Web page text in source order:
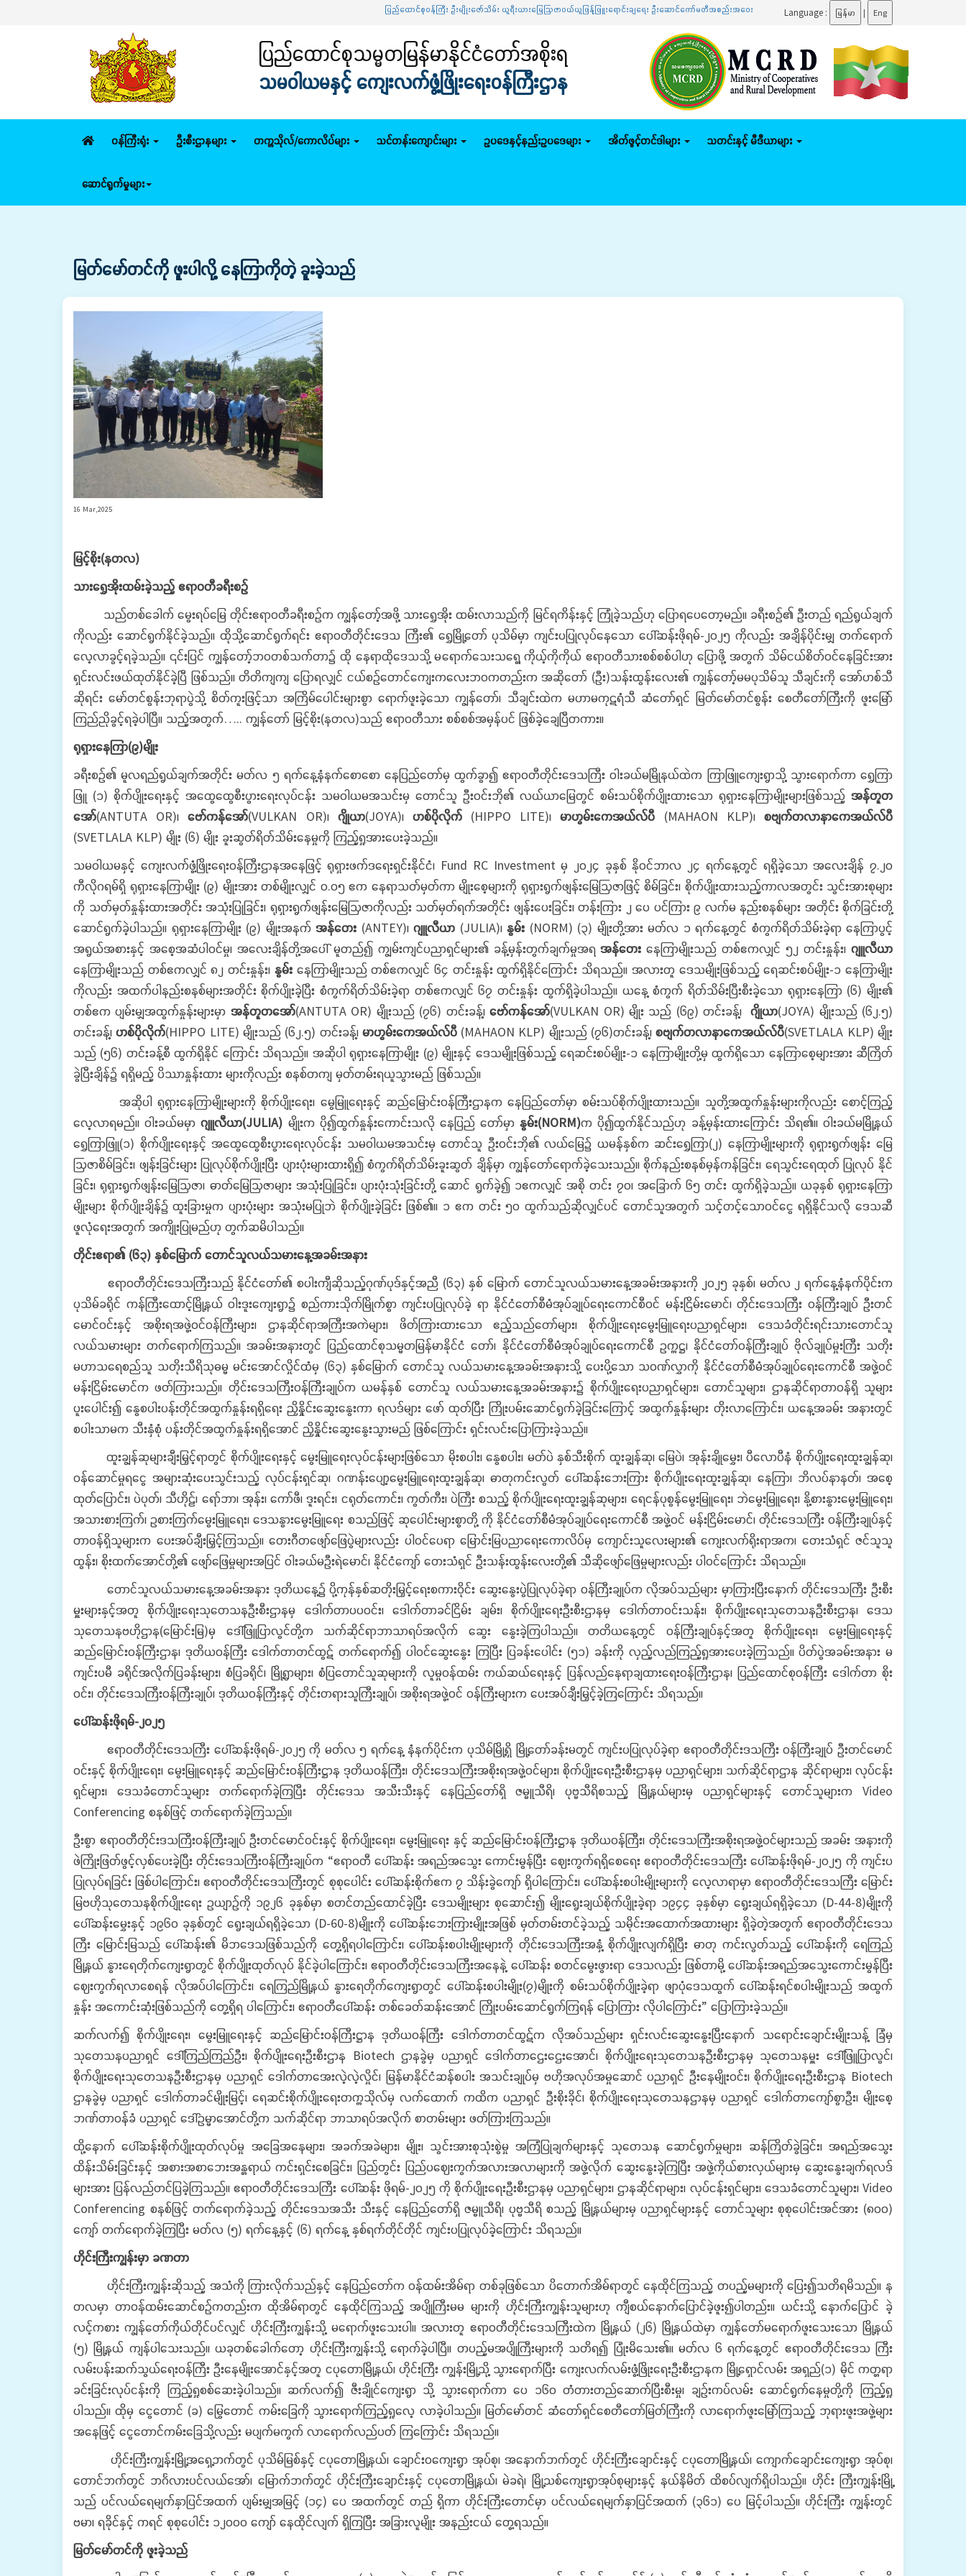
ပြည်ထောင်စုဝန်ကြီး ဦးမျိုးဇော်သိမ်း ယူရီးယားမြေဩဇာဝယ်ယူဖြန့်ဖြူးရောင်းချရေး ဦးဆောင်ကော်မတီအစည်းအဝေးသို့ တက်ရောက်....... ပြည်ထောင်စုဝန်ကြီး ဦးမျိုးဇော်သိမ်း နေပြည်တော်ကေ
Language : မြန်မာ | Eng
ပြည်ထောင်စုသမ္မတမြန်မာနိုင်ငံတော်အစိုးရ
သမဝါယမနှင့် ကျေးလက်ဖွံ့ဖြိုးရေးဝန်ကြီးဌာန
ဝန်ကြီးရုံး ဦးစီးဌာနများ တက္ကသိုလ်/ကောလိပ်များ သင်တန်းကျောင်းများ ဥပဒေနှင့်နည်းဥပဒေများ အိတ်ဖွင့်တင်ဒါများ သတင်းနှင့် မီဒီယာများ
ဆောင်ရွက်မှုများ
မြတ်မော်တင်ကို ဖူးပါလို့ နေကြာကိုတဲ့ ခူးခဲ့သည်
16 Mar,2025
မြင့်စိုး(နတလ)
သားရွှေအိုးထမ်းခဲ့သည့် ဧရာဝတီခရီးစဉ်
သည်တစ်ခေါက် မွေးရပ်မြေ တိုင်းဧရာဝတီခရီးစဉ်က ကျွန်တော့်အဖို့ သားရွှေအိုး ထမ်းလာသည်ကို မြင်ရကိန်းနှင့် ကြုံခဲ့သည်ဟု ပြောရပေတော့မည်။ ခရီးစဉ်၏ ဦးတည် ရည်ရွယ်ချက်
ကိုလည်း ဆောင်ရွက်နိုင်ခဲ့သည်။ ထိုသို့ဆောင်ရွက်ရင်း ဧရာဝတီတိုင်းဒေသ ကြီး၏ ရွှေမြို့တော် ပုသိမ်မှာ ကျင်းပပြုလုပ်နေသော ပေါ်ဆန်းဖိုရမ်-၂၀၂၅ ကိုလည်း အချိန်ပိုင်းမျှ တက်ရောက်
လေ့လာခွင့်ရခဲ့သည်။ ၎င်းပြင် ကျွန်တော့်ဘဝတစ်သက်တာ၌ ထို နေရာထိုဒေသသို့ မရောက်သေးသရွေ့ ကိုယ့်ကိုကိုယ် ဧရာဝတီသားစစ်စစ်ပါဟု ပြောဖို့ အတွက် သိမ်ငယ်စိတ်ဝင်နေခြင်းအား
ရှင်းလင်းဖယ်ထုတ်နိုင်ခဲ့ပြီ ဖြစ်သည်။ တိတိကျကျ ပြောရလျှင် ငယ်စဉ်တောင်ကျေးကလေးဘဝကတည်းက အဆိုတော် (ဦး)သန်းထွန်းလေး၏ ကျွန်တော့်မမပုသိမ်သူ သီချင်းကို အော်ဟစ်သီ
ဆိုရင်း မော်တင်စွန်းဘုရာပွဲသို့ စိတ်ကူးဖြင့်သာ အကြိမ်ပေါင်းများစွာ ရောက်ဖူးခဲ့သော ကျွန်တော်၊ သီချင်းထဲက မဟာမကုဋရံသီ ဆံတော်ရှင် မြတ်မော်တင်စွန်း စေတီတော်ကြီးကို ဖူးမြော်
ကြည်ညိုခွင့်ရခဲ့ပါပြီ။ သည့်အတွက်….. ကျွန်တော် မြင့်စိုး(နတလ)သည် ဧရာဝတီသား စစ်စစ်အမှန်ပင် ဖြစ်ခဲ့ချေပြီတကား။
ရုရှားနေကြာ(၉)မျိုး
ခရီးစဉ်၏ မူလရည်ရွယ်ချက်အတိုင်း မတ်လ ၅ ရက်နေ့နံနက်စောစော နေပြည်တော်မှ ထွက်ခွာ၍ ဧရာဝတီတိုင်းဒေသကြီး ဝါးခယ်မမြိုနယ်ထဲက ကြာဖြူကျေးရွာသို့ သွားရောက်ကာ ရွှေကြာ
ဖြူ (၁) စိုက်ပျိုးရေးနှင့် အထွေထွေစီးပွားရေးလုပ်ငန်း သမဝါယမအသင်းမှ တောင်သူ ဦးဝင်းဘို၏ လယ်ယာမြေတွင် စမ်းသပ်စိုက်ပျိုးထားသော ရုရှားနေကြာမျိုးများဖြစ်သည့် အန်တူတ
အော်(ANTUTA OR)၊ဗော်ကန်အော်(VULKAN OR)၊ ဂျိုယာ(JOYA)၊ ဟစ်ပိုလိုက်(HIPPO LITE)၊မာဟွမ်းကေအယ်လ်ပီ (MAHAON KLP)၊စဗျက်တလာနာကေအယ်လ်ပီ
(SVETLALA KLP) မျိုး (၆) မျိုး ခူးဆွတ်ရိတ်သိမ်းနေမှုကို ကြည့်ရှုအားပေးခဲ့သည်။
သမဝါယမနှင့် ကျေးလက်ဖွံ့ဖြိုးရေးဝန်ကြီးဌာနအနေဖြင့် ရုရှားဖက်ဒရေးရှင်းနိုင်ငံ၊ Fund RC Investment မှ ၂၀၂၄ ခုနှစ် နိုဝင်ဘာလ ၂၄ ရက်နေ့တွင် ရရှိခဲ့သော အလေးချိန် ၇.၂၀
ကီလိုဂရမ်ရှိ ရုရှားနေကြာမျိုး (၉) မျိုးအား တစ်မျိုးလျှင် ၀.၀၅ ဧက နေရာသတ်မှတ်ကာ မျိုးစေ့များကို ရုရှားရွက်ဖျန်းမြေဩဇာဖြင့် စိမ်ခြင်း၊ စိုက်ပျိုးထားသည့်ကာလအတွင်း သွင်းအားစုများ
ကို သတ်မှတ်နှုန်းထားအတိုင်း အသုံးပြုခြင်း၊ ရုရှားရွက်ဖျန်းမြေဩဇာကိုလည်း သတ်မှတ်ရက်အတိုင်း ဖျန်းပေးခြင်း၊ တန်းကြား ၂ ပေ ပင်ကြား ၉ လက်မ နည်းစနစ်များ အတိုင်း စိုက်ခြင်းတို့
ဆောင်ရွက်ခဲ့ပါသည်။ ရုရှားနေကြာမျိုး (၉) မျိုးအနက် အန်တေး (ANTEY)၊ ဂျူလီယာ (JULIA)၊ နွမ်း (NORM) (၃) မျိုးတို့အား မတ်လ ၁ ရက်နေ့တွင် စံကွက်ရိတ်သိမ်းခဲ့ရာ နေကြာပွင့်
အရွယ်အစားနှင့် အစေ့အဆံပါဝင်မှု၊ အလေးချိန်တို့အပေါ် မူတည်၍ ကျွမ်းကျင်ပညာရှင်များ၏ ခန့်မှန်းတွက်ချက်မှုအရအန်တေး နေကြာမျိုးသည် တစ်ဧကလျှင် ၅၂ တင်းနှုန်း၊ဂျူလီယာ
နေကြာမျိုးသည် တစ်ဧကလျှင် ၈၂ တင်းနှုန်း၊ နွမ်းနေကြာမျိုးသည် တစ်ဧကလျှင် ၆၄ တင်းနှုန်း ထွက်ရှိနိုင်ကြောင်း သိရသည်။ အလားတူ ဒေသမျိုးဖြစ်သည့် ရေဆင်းစပ်မျိုး-၁ နေကြာမျိုး
ကိုလည်း အထက်ပါနည်းစနစ်များအတိုင်း စိုက်ပျိုးခဲ့ပြီး စံကွက်ရိတ်သိမ်းခဲ့ရာ တစ်ဧကလျှင် ၆၇ တင်းနှုန်း ထွက်ရှိခဲ့ပါသည်။ ယနေ့ စံကွက် ရိတ်သိမ်းပြီးစီးခဲ့သော ရုရှားနေကြာ (၆) မျိုး၏
တစ်ဧက ပျမ်းမျှအထွက်နှုန်းများမှာ အန်တူတအော်(ANTUTA OR) မျိုးသည် (၇၆) တင်းခန့်၊ဗော်ကန်အော်(VULKAN OR) မျိုး သည် (၆၉) တင်းခန့်၊ဂျိုယာ(JOYA) မျိုးသည် (၆၂.၅)
တင်းခန့်၊ဟစ်ပိုလိုက်(HIPPO LITE) မျိုးသည် (၆၂.၅) တင်းခန့်၊ မာဟွမ်းကေအယ်လ်ပီ(MAHAON KLP) မျိုးသည် (၇၆)တင်းခန့်၊စဗျက်တလာနာကေအယ်လ်ပီ(SVETLALA KLP) မျိုး
သည် (၅၆) တင်းခန့်စီ ထွက်ရှိနိုင် ကြောင်း သိရသည်။ အဆိုပါ ရုရှားနေကြာမျိုး (၉) မျိုးနှင့် ဒေသမျိုးဖြစ်သည့် ရေဆင်းစပ်မျိုး-၁ နေကြာမျိုးတို့မှ ထွက်ရှိသော နေကြာစေ့များအား ဆီကြိတ်
ခွဲပြီးချိန်၌ ရရှိမည့် ပိဿာနှုန်းထား များကိုလည်း စနစ်တကျ မှတ်တမ်းရယူသွားမည် ဖြစ်သည်။
အဆိုပါ ရုရှားနေကြာမျိုးများကို စိုက်ပျိုးရေး၊ မွေမြူရေးနှင့် ဆည်မြောင်းဝန်ကြီးဌာနက နေပြည်တော်မှာ စမ်းသပ်စိုက်ပျိုးထားသည်။ သူတို့အထွက်နှုန်းများကိုလည်း စောင့်ကြည့်
လေ့လာရမည်။ ဝါးခယ်မမှာဂျူလီယာ(JULIA) မျိုးက ပို၍ထွက်နှုန်းကောင်းသလို နေပြည် တော်မှာနွမ်း(NORM)က ပို၍ထွက်နိုင်သည်ဟု ခန့်မှန်းထားကြောင်း သိရ၏။ ဝါးခယ်မမြို့နယ်
ရွှေကြာဖြူ(၁) စိုက်ပျိုးရေးနှင့် အထွေထွေစီးပွားရေးလုပ်ငန်း သမဝါယမအသင်းမှ တောင်သူ ဦးဝင်းဘို၏ လယ်မြေ၌ ယမန်နှစ်က ဆင်းရွှေကြာ(၂) နေကြာမျိုးများကို ရုရှားရွက်ဖျန်း မြေ
ဩဇာစိမ်ခြင်း၊ ဖျန်းခြင်းများ ပြုလုပ်စိုက်ပျိုးပြီး ပျားပုံးများထားရှိ၍ စံကွက်ရိတ်သိမ်းခူးဆွတ် ချိန်မှာ ကျွန်တော်ရောက်ခဲ့သေးသည်။ စိုက်နည်းစနစ်မှန်ကန်ခြင်း၊ ရေသွင်းရေထုတ် ပြုလုပ် နိုင်
ခြင်း၊ ရုရှားရွက်ဖျန်းမြေဩဇာ၊ ဓာတ်မြေဩဇာများ အသုံးပြုခြင်း၊ ပျားပုံးသုံးခြင်းတို့ ဆောင် ရွက်ခဲ့၍ ၁ဧကလျှင် အစို တင်း ၇၀၊ အခြောက် ၆၅ တင်း ထွက်ရှိခဲ့သည်။ ယခုနှစ် ရုရှားနေကြာ
မျိုးများ စိုက်ပျိုးချိန်၌ ထူးခြားမှုက ပျားပုံးများ အသုံးမပြုဘဲ စိုက်ပျိုးခဲ့ခြင်း ဖြစ်၏။ ၁ ဧက တင်း ၅၀ ထွက်သည်ဆိုလျှင်ပင် တောင်သူအတွက် သင့်တင့်သောဝင်ငွေ ရရှိနိုင်သလို ဒေသဆီ
ဖူလုံရေးအတွက် အကျိုးပြုမည်ဟု တွက်ဆမိပါသည်။
တိုင်းဧရာ၏ (၆၃) နှစ်မြောက် တောင်သူလယ်သမားနေ့အခမ်းအနား
ဧရာဝတီတိုင်းဒေသကြီးသည် နိုင်ငံတော်၏ စပါးကျီဆိုသည့်ဂုဏ်ပုဒ်နှင့်အညီ (၆၃) နှစ် မြောက် တောင်သူလယ်သမားနေ့အခမ်းအနားကို ၂၀၂၅ ခုနှစ်၊ မတ်လ ၂ ရက်နေ့နံနက်ပိုင်းက
ပုသိမ်ခရိုင် ကန်ကြီးထောင့်မြို့နယ် ဝါးဒူးကျေးရွာ၌ စည်ကားသိုက်မြိုက်စွာ ကျင်းပပြုလုပ်ခဲ့ ရာ နိုင်ငံတော်စီမံအုပ်ချုပ်ရေးကောင်စီဝင် မန်းငြိမ်းမောင်၊ တိုင်းဒေသကြီး ဝန်ကြီးချုပ် ဦးတင်
မောင်ဝင်းနှင့် အစိုးရအဖွဲ့ဝင်ဝန်ကြီးများ၊ ဌာနဆိုင်ရာအကြီးအကဲများ၊ ဖိတ်ကြားထားသော ဧည့်သည်တော်များ၊ စိုက်ပျိုးရေးမွေးမြူရေးပညာရှင်များ၊ ဒေသခံတိုင်းရင်းသားတောင်သူ
လယ်သမားများ တက်ရောက်ကြသည်။ အခမ်းအနားတွင် ပြည်ထောင်စုသမ္မတမြန်မာနိုင်ငံ တော်၊ နိုင်ငံတော်စီမံအုပ်ချုပ်ရေးကောင်စီ ဥက္ကဋ္ဌ၊ နိုင်ငံတော်ဝန်ကြီးချုပ် ဗိုလ်ချုပ်မှုးကြီး သတိုး
မဟာသရေစည်သူ သတိုးသီရိသုဓမ္မ မင်းအောင်လှိုင်ထံမှ (၆၃) နှစ်မြောက် တောင်သူ လယ်သမားနေ့အခမ်းအနားသို့ ပေးပို့သော သဝဏ်လွှာကို နိုင်ငံတော်စီမံအုပ်ချုပ်ရေးကောင်စီ အဖွဲ့ဝင်
မန်းငြိမ်းမောင်က ဖတ်ကြားသည်။ တိုင်းဒေသကြီးဝန်ကြီးချုပ်က ယမန်နှစ် တောင်သူ လယ်သမားနေ့အခမ်းအနား၌ စိုက်ပျိုးရေးပညာရှင်များ၊ တောင်သူများ၊ ဌာနဆိုင်ရာတာဝန်ရှိ သူများ
ပူးပေါင်း၍ နွေစပါးပန်းတိုင်အထွက်နှုန်းရရှိရေး ညှိနှိုင်းဆွေးနွေးကာ ရလဒ်များ ဖော် ထုတ်ပြီး ကြိုးပမ်းဆောင်ရွက်ခဲ့ခြင်းကြောင့် အထွက်နှုန်းများ တိုးလာကြောင်း၊ ယနေ့အခမ်း အနားတွင်
စပါးသာမက သီးနှံစုံ ပန်းတိုင်အထွက်နှုန်းရရှိအောင် ညှိနှိုင်းဆွေးနွေးသွားမည် ဖြစ်ကြောင်း ရှင်းလင်းပြောကြားခဲ့သည်။
ထူးချွန်ဆုများချီးမြှင့်ရာတွင် စိုက်ပျိုးရေးနှင့် မွေးမြူရေးလုပ်ငန်းများဖြစ်သော မိုးစပါး၊ နွေစပါး၊ မတ်ပဲ နှစ်သီးစိုက် ထူးချွန်ဆု၊ မြေပဲ၊ အုန်းချိုမွှေး၊ ပီလောပီနံ စိုက်ပျိုးရေးထူးချွန်ဆု၊
ဝန်ဆောင်မှုရငွေ အများဆုံးပေးသွင်းသည့် လုပ်ငန်းရှင်ဆု၊ ဂဏန်းပျော့မွေးမြူရေးထူးချွန်ဆု၊ ဓာတုကင်းလွတ် ပေါ်ဆန်းဘေးကြား စိုက်ပျိုးရေးထူးချွန်ဆု၊ နေကြာ၊ ဘိလပ်နာနတ်၊ အစေ့
ထုတ်ပြောင်း၊ ပဲပုတ်၊ သီဟိုဠ်၊ ရော်ဘာ၊ အုန်း၊ ကော်ဖီ၊ ဒူးရင်း၊ ငရုတ်ကောင်း၊ ကွတ်ကီး၊ ပဲကြီး စသည့် စိုက်ပျိုးရေးထူးချွန်ဆုများ၊ ရေငန်ပုစွန်မွေးမြူရေး၊ ဘဲမွေးမြူရေး၊ နို့စားနွားမွေးမြူရေး၊
အသားစားကြက်၊ ဥစားကြက်မွေးမြူရေး၊ ဒေသနွားမွေးမြူရေး စသည်ဖြင့် ဆုပေါင်းများစွာတို့ ကို နိုင်ငံတော်စီမံအုပ်ချုပ်ရေးကောင်စီ အဖွဲ့ဝင် မန်းငြိမ်းမောင်၊ တိုင်းဒေသကြီး ဝန်ကြီးချုပ်နှင့်
တာဝန်ရှိသူများက ပေးအပ်ချီးမြှင့်ကြသည်။ တေးဂီတဖျော်ဖြေပွဲများလည်း ပါဝင်ပေရာ မြောင်းမြပညာရေးကောလိပ်မှ ကျောင်းသူလေးများ၏ ကျေးလက်ရိုးရာအက၊ တေးသံရှင် ဇင်သူသူ
ထွန်း၊ စိုးထက်အောင်တို့၏ ဖျော်ဖြေမှုများအပြင် ဝါးခယ်မဦးရဲမောင်၊ နိုင်ငံကျော် တေးသံရှင် ဦးသန်းထွန်းလေးတို့၏ သီဆိုဖျော်ဖြေမှုများလည်း ပါဝင်ကြောင်း သိရသည်။
တောင်သူလယ်သမားနေ့အခမ်းအနား ဒုတိယနေ့၌ ပို့ကုန်နှစ်ဆတိုးမြှင့်ရေးစကားဝိုင်း ဆွေးနွေးပွဲပြုလုပ်ခဲ့ရာ ဝန်ကြီးချုပ်က လိုအပ်သည်များ မှာကြားပြီးနောက် တိုင်းဒေသကြီး ဦးစီး
မှူးများနှင့်အတူ စိုက်ပျိုးရေးသုတေသနဦးစီးဌာနမှ ဒေါက်တာပပဝင်း၊ ဒေါက်တာခင်ငြိမ်း ချမ်း၊ စိုက်ပျိုးရေးဦးစီးဌာနမှ ဒေါက်တာဝင်းသန်း၊ စိုက်ပျိုးရေးသုတေသနဦးစီးဌာန၊ ဒေသ
သုတေသနဗဟိုဌာန(မြောင်းမြ)မှ ဒေါ်ဖြူပြာလွင်တို့က သက်ဆိုင်ရာဘာသာရပ်အလိုက် ဆွေး နွေးခဲ့ကြပါသည်။ တတိယနေ့တွင် ဝန်ကြီးချုပ်နှင့်အတူ စိုက်ပျိုးရေး၊ မွေးမြူရေးနှင့်
ဆည်မြောင်းဝန်ကြီးဌာန၊ ဒုတိယဝန်ကြီး ဒေါက်တာတင်ထွဋ် တက်ရောက်၍ ပါဝင်ဆွေးနွေး ကြပြီး ပြခန်းပေါင်း (၅၁) ခန်းကို လှည့်လည်ကြည့်ရှုအားပေးခဲ့ကြသည်။ ပိတ်ပွဲအခမ်းအနား မ
ကျင်းပမီ ခရိုင်အလိုက်ပြခန်းများ၊ စံပြခရိုင်၊ မြို့ရွာများ၊ စံပြတောင်သူဆုများကို လူမှုဝန်ထမ်း ကယ်ဆယ်ရေးနှင့် ပြန်လည်နေရာချထားရေးဝန်ကြီးဌာန၊ ပြည်ထောင်စုဝန်ကြီး ဒေါက်တာ စိုး
ဝင်း၊ တိုင်းဒေသကြီးဝန်ကြီးချုပ်၊ ဒုတိယဝန်ကြီးနှင့် တိုင်းတရားသူကြီးချုပ်၊ အစိုးရအဖွဲ့ဝင် ဝန်ကြီးများက ပေးအပ်ချီးမြှင့်ခဲ့ကြကြောင်း သိရသည်။
ပေါ်ဆန်းဖိုရမ်- ၂၀၂၅
ဧရာဝတီတိုင်းဒေသကြီး ပေါ်ဆန်းဖိုရမ်-၂၀၂၅ ကို မတ်လ ၅ ရက်နေ့ နံနက်ပိုင်းက ပုသိမ်မြို့ရှိ မြို့တော်ခန်းမတွင် ကျင်းပပြုလုပ်ခဲ့ရာ ဧရာဝတီတိုင်းဒသကြီး ဝန်ကြီးချုပ် ဦးတင်မောင်
ဝင်းနှင့် စိုက်ပျိုးရေး၊ မွေးမြူရေးနှင့် ဆည်မြောင်းဝန်ကြီးဋ္ဌာန ဒုတိယဝန်ကြီး၊ တိုင်းဒေသကြီးအစိုးရအဖွဲ့ဝင်များ၊ စိုက်ပျိုးရေးဦးစီးဌာနမှ ပညာရှင်များ၊ သက်ဆိုင်ရာဌာန ဆိုင်ရာများ၊ လုပ်ငန်း
ရှင်များ၊ ဒေသခံတောင်သူများ တက်ရောက်ခဲ့ကြပြီး တိုင်းဒေသ အသီးသီးနှင့် နေပြည်တော်ရှိ ဇမ္ဗူသီရိ၊ ပုဗ္ဗသီရိစသည့် မြို့နယ်များမှ ပညာရှင်များနှင့် တောင်သူများက Video
Conferencing စနစ်ဖြင့် တက်ရောက်ခဲ့ကြသည်။
ဦးစွာ ဧရာဝတီတိုင်းဒသကြီးဝန်ကြီးချုပ် ဦးတင်မောင်ဝင်းနှင့် စိုက်ပျိုးရေး၊ မွေးမြူရေး နှင့် ဆည်မြောင်းဝန်ကြီးဋ္ဌာန ဒုတိယဝန်ကြီး၊ တိုင်းဒေသကြီးအစိုးရအဖွဲ့ဝင်များသည် အခမ်း အနားကို
ဖဲကြိုးဖြတ်ဖွင့်လှစ်ပေးခဲ့ပြီး တိုင်းဒေသကြီးဝန်ကြီးချုပ်က “ဧရာဝတီ ပေါ်ဆန်း အရည်အသွေး ကောင်းမွန်ပြီး ဈေးကွက်ရရှိစေရေး ဧရာဝတီတိုင်းဒေသကြီး ပေါ်ဆန်းဖိုရမ်-၂၀၂၅ ကို ကျင်းပ
ပြုလုပ်ရခြင်း ဖြစ်ပါကြောင်း၊ ဧရာဝတီတိုင်းဒေသကြီးတွင် စုစုပေါင်း ပေါ်ဆန်းစိုက်ဧက ၇ သိန်းခွဲကျော် ရှိပါကြောင်း၊ ပေါ်ဆန်းစပါးမျိုးများကို လေ့လာရာမှာ ဧရာဝတီတိုင်းဒေသကြီး မြောင်း
မြဗဟိုသုတေသနစိုက်ပျိုးရေး ဥယျာဉ်ကို ၁၉၂၆ ခုနှစ်မှာ စတင်တည်ထောင်ခဲ့ပြီး ဒေသမျိုးများ စုဆောင်း၍ မျိုးရွေးချယ်စိုက်ပျိုးခဲ့ရာ ၁၉၄၄ ခုနှစ်မှာ ရွေးချယ်ရရှိခဲ့သော (D-44-8)မျိုးကို
ပေါ်ဆန်းမွှေးနှင့် ၁၉၆ဝ ခုနှစ်တွင် ရွေးချယ်ရရှိခဲ့သော (D-60-8)မျိုးကို ပေါ်ဆန်းဘေးကြားမျိုးအဖြစ် မှတ်တမ်းတင်ခဲ့သည့် သမိုင်းအထောက်အထားများ ရှိခဲ့တဲ့အတွက် ဧရာဝတီတိုင်းဒေသ
ကြီး မြောင်းမြသည် ပေါ်ဆန်း၏ မိဘဒေသဖြစ်သည်ကို တွေ့ရှိရပါကြောင်း၊ ပေါ်ဆန်းစပါးမျိုးများကို တိုင်းဒေသကြီးအနှံ့ စိုက်ပျိုးလျက်ရှိပြီး ဓာတု ကင်းလွတ်သည့် ပေါ်ဆန်းကို ရေကြည်
မြို့နယ် နွားရေတိုက်ကျေးရွာတွင် စိုက်ပျိုးထုတ်လုပ် နိုင်ခဲ့ပါကြောင်း၊ ဧရာဝတီတိုင်းဒေသကြီးအနေနဲ့ ပေါ်ဆန်း စတင်မွေးဖွားရာ ဒေသလည်း ဖြစ်တာမို့ ပေါ်ဆန်းအရည်အသွေးကောင်းမွန်ပြီး
ဈေးကွက်ရလာစေရန် လိုအပ်ပါကြောင်း၊ ရေကြည်မြို့နယ် နွားရေတိုက်ကျေးရွာတွင် ပေါ်ဆန်းစပါးမျိုး(၇)မျိုးကို စမ်းသပ်စိုက်ပျိုးခဲ့ရာ ဖျာပုံဒေသထွက် ပေါ်ဆန်းရင်စပါးမျိုးသည် အထွက်
နှုန်း အကောင်းဆုံးဖြစ်သည်ကို တွေ့ရှိရ ပါကြောင်း၊ ဧရာဝတီပေါ်ဆန်း တစ်ခေတ်ဆန်းအောင် ကြိုးပမ်းဆောင်ရွက်ကြရန် ပြောကြား လိုပါကြောင်း” ပြောကြားခဲ့သည်။
ဆက်လက်၍ စိုက်ပျိုးရေး၊ မွေးမြူရေးနှင့် ဆည်မြောင်းဝန်ကြီးဋ္ဌာန ဒုတိယဝန်ကြီး ဒေါက်တာတင်ထွဋ်က လိုအပ်သည်များ ရှင်းလင်းဆွေးနွေးပြီးနောက် သရောင်းချောင်းမျိုးသန့် ခြံမှ
သုတေသနပညာရှင် ဒေါ်ကြည်ကြည်ဦး၊ စိုက်ပျိုးရေးဦးစီးဌာန Biotech ဌာနခွဲမှ ပညာရှင် ဒေါက်တာဌေးဌေးအောင်၊ စိုက်ပျိုးရေးသုတေသနဦးစီးဌာနမှ သုတေသနမှူး ဒေါ်ဖြူပြာလွင်၊
စိုက်ပျိုးရေးသုတေသနဦးစီးဌာနမှ ပညာရှင် ဒေါက်တာအေးလဲ့လဲ့လှိုင်၊ မြန်မာနိုင်ငံဆန်စပါး အသင်းချုပ်မှ ဗဟိုအလုပ်အမှုဆောင် ပညာရှင် ဦးနေမျိုးဝင်း၊ စိုက်ပျိုးရေးဦးစီးဌာန Biotech
ဌာနခွဲမှ ပညာရှင် ဒေါက်တာခင်မျိုးမြင့်၊ ရေဆင်းစိုက်ပျိုးရေးတက္ကသိုလ်မှ လက်ထောက် ကထိက ပညာရှင် ဦးစိုးခိုင်၊ စိုက်ပျိုးရေးသုတေသနဌာနမှ ပညာရှင် ဒေါက်တာကျော်စွာဦး၊ မျိုးစေ့
ဘဏ်တာဝန်ခံ ပညာရှင် ဒေါ်ဥမ္မာအောင်တို့က သက်ဆိုင်ရာ ဘာသာရပ်အလိုက် စာတမ်းများ ဖတ်ကြားကြသည်။
ထို့နောက် ပေါ်ဆန်းစိုက်ပျိုးထုတ်လုပ်မှု အခြေအနေများ၊ အခက်အခဲများ၊ မျိုး၊ သွင်းအားစုသုံးစွဲမှု အကြံပြုချက်များနှင့် သုတေသန ဆောင်ရွက်မှုများ၊ ဆန်ကြိတ်ခွဲခြင်း၊ အရည်အသွေး
ထိန်းသိမ်းခြင်းနှင့် အစားအစာဘေးအန္တရာယ် ကင်းရှင်းစေခြင်း၊ ပြည်တွင်း ပြည်ပဈေးကွက်အလားအလာများကို အဖွဲ့လိုက် ဆွေးနွေးခဲ့ကြပြီး အဖွဲ့ကိုယ်စားလှယ်များမှ ဆွေးနွေးချက်ရလဒ်
များအား ပြန်လည်တင်ပြခဲ့ကြသည်။ ဧရာဝတီတိုင်းဒေသကြီး ပေါ်ဆန်း ဖိုရမ်-၂၀၂၅ ကို စိုက်ပျိုးရေးဦးစီးဌာနမှ ပညာရှင်များ၊ ဌာနဆိုင်ရာများ၊ လုပ်ငန်းရှင်များ၊ ဒေသခံတောင်သူများ၊ Video
Conferencing စနစ်ဖြင့် တက်ရောက်ခဲ့သည့် တိုင်းဒေသအသီး သီးနှင့် နေပြည်တော်ရှိ ဇမ္ဗူသီရိ၊ ပုဗ္ဗသီရိ စသည့် မြို့နယ်များမှ ပညာရှင်များနှင့် တောင်သူများ စုစုပေါင်းအင်အား (၈၀၀)
ကျော် တက်ရောက်ခဲ့ကြပြီး မတ်လ (၅) ရက်နေ့နှင့် (၆) ရက်နေ့ နှစ်ရက်တိုင်တိုင် ကျင်းပပြုလုပ်ခဲ့ကြောင်း သိရသည်။
ဟိုင်းကြီးကျွန်းမှာ ခဏတာ
ဟိုင်းကြီးကျွန်းဆိုသည့် အသံကို ကြားလိုက်သည်နှင့် နေပြည်တော်က ဝန်ထမ်းအိမ်ရာ တစ်ခုဖြစ်သော ပိတောက်အိမ်ရာတွင် နေထိုင်ကြသည့် တပည့်မများကို ပြေး၍သတိရမိသည်။ န
တလမှာ တာဝန်ထမ်းဆောင်စဉ်ကတည်းက ထိုအိမ်ရာတွင် နေထိုင်ကြသည့် အပျိုကြီးမမ များကို ဟိုင်းကြီးကျွန်းသူများဟု ကျီစယ်နောက်ပြောင်ခဲ့ဖူး၍ပါတည်း။ ယင်းသို့ နောက်ပြောင် ခဲ့
လင့်ကစား ကျွန်တော်ကိုယ်တိုင်ပင်လျှင် ဟိုင်းကြီးကျွန်းသို့ မရောက်ဖူးသေးပါ။ အလားတူ ဧရာဝတီတိုင်းဒေသကြီးထဲက မြို့နယ် (၂၆) မြို့နယ်ထဲမှာ ကျွန်တော်မရောက်ဖူးသေးသော မြို့နယ်
(၅) မြို့နယ် ကျန်ပါသေးသည်။ ယခုတစ်ခေါက်တော့ ဟိုင်းကြီးကျွန်းသို့ ရောက်ခဲ့ပါပြီ။ တပည့်မအပျိုကြီးများကို သတိရ၍ ပြုံးမိသေး၏။ မတ်လ ၆ ရက်နေ့တွင် ဧရာဝတီတိုင်းဒေသ ကြီး
လမ်းပန်းဆက်သွယ်ရေးဝန်ကြီး ဦးနေမျိုးအောင်နှင့်အတူ ငပုတောမြို့နယ်၊ ဟိုင်းကြီး ကျွန်းမြို့သို့ သွားရောက်ပြီး ကျေးလက်လမ်းဖွံ့ဖြိုးရေးဦးစီးဌာနက မြို့ရှောင်လမ်း အရှည်(၁) မိုင် ကတ္တရာ
ခင်းခြင်းလုပ်ငန်းကို ကြည့်ရှုစစ်ဆေးခဲ့ပါသည်။ ဆက်လက်၍ ဇီးချိုင်ကျေးရွာ သို့ သွားရောက်ကာ ပေ ၁၆၀ တံတားတည်ဆောက်ပြီးစီးမှု၊ ချဉ်းကပ်လမ်း ဆောင်ရွက်နေမှုတို့ကို ကြည့်ရှု
ပါသည်။ ထိုမှ ငွေတောင် (ခ) မြွေတောင် ကမ်းခြေကို သွားရောက်ကြည့်ရှုလေ့ လာခဲ့ပါသည်။ မြတ်မော်တင် ဆံတော်ရှင်စေတီတော်မြတ်ကြီးကို လာရောက်ဖူးမြော်ကြသည့် ဘုရားဖူးအဖွဲ့များ
အနေဖြင့် ငွေတောင်ကမ်းခြေသို့လည်း မပျက်မကွက် လာရောက်လည်ပတ် ကြကြောင်း သိရသည်။
ဟိုင်းကြီးကျွန်းမြို့အရှေ့ဘက်တွင် ပုသိမ်မြစ်နှင့် ငပုတောမြို့နယ်၊ ချောင်းဝကျေးရွာ အုပ်စု၊ အနောက်ဘက်တွင် ဟိုင်းကြီးချောင်းနှင့် ငပုတောမြို့နယ်၊ ကျောက်ချောင်းကျေးရွာ အုပ်စု၊
တောင်ဘက်တွင် ဘင်္ဂလားပင်လယ်အော်၊ မြောက်ဘက်တွင် ဟိုင်းကြီးချောင်းနှင့် ငပုတောမြို့နယ်၊ မဲခရဲ၊ မြို့သစ်ကျေးရွာအုပ်စုများနှင့် နယ်နိမိတ် ထိစပ်လျက်ရှိပါသည်။ ဟိုင်း ကြီးကျွန်းမြို့
သည် ပင်လယ်ရေမျက်နှာပြင်အထက် ပျမ်းမျှအမြင့် (၁၄) ပေ အထက်တွင် တည် ရှိကာ ဟိုင်းကြီးတောင်မှာ ပင်လယ်ရေမျက်နှာပြင်အထက် (၃၆၁) ပေ မြင့်ပါသည်။ ဟိုင်းကြီး ကျွန်းတွင်
ဗမာ၊ ရခိုင်နှင့် ကရင် စုစုပေါင်း ၁၂၀၀၀ ကျော် နေထိုင်လျက် ရှိကြပြီး အခြားလူမျိုး အနည်းငယ် တွေ့ရသည်။
မြတ်မော်တင်ကို ဖူးခဲ့သည်